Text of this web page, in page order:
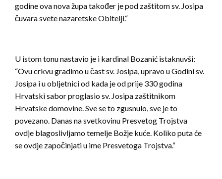
godine ova nova župa također je pod zaštitom sv. Josipa
čuvara svete nazaretske Obitelji.“
U istom tonu nastavio je i kardinal Bozanić istaknuvši:
“Ovu crkvu gradimo u čast sv. Josipa, upravo u Godini sv.
Josipa i u obljetnici od kada je od prije 330 godina
Hrvatski sabor proglasio sv. Josipa zaštitnikom
Hrvatske domovine. Sve se to zgusnulo, sve je to
povezano. Danas na svetkovinu Presvetog Trojstva
ovdje blagoslivljamo temelje Božje kuće. Koliko puta će
se ovdje započinjati u ime Presvetoga Trojstva.“